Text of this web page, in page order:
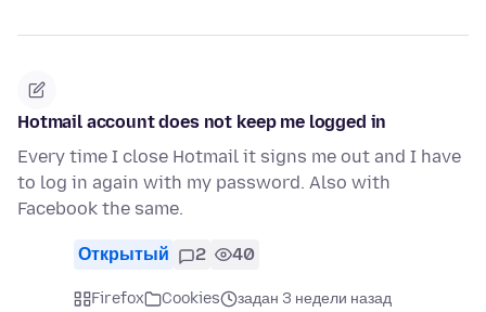
Hotmail account does not keep me logged in
Every time I close Hotmail it signs me out and I have
to log in again with my password. Also with
Facebook the same.
Открытый 2 40
Firefox Cookies
задан 3 недели назад